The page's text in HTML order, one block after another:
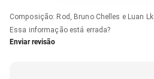
Composição: Rod, Bruno Chelles e Luan Lk
Essa informação está errada?
Enviar revisão